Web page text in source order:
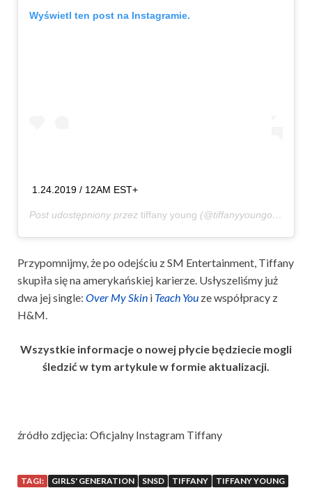
Wyświetl ten post na Instagramie.
1.24.2019 / 12AM EST+
Post udostępniony przez tiffany young (@tiffanyyoungofficial)
Przypomnijmy, że po odejściu z SM Entertainment, Tiffany
skupiła się na amerykańskiej karierze. Usłyszeliśmy już
dwa jej single: Over My Skin i Teach You ze współpracy z
H&M.
Wszystkie informacje o nowej płycie będziecie mogli
śledzić w tym artykule w formie aktualizacji.
źródło zdjęcia: Oficjalny Instagram Tiffany
TAGI: GIRLS' GENERATION SNSD TIFFANY TIFFANY YOUNG